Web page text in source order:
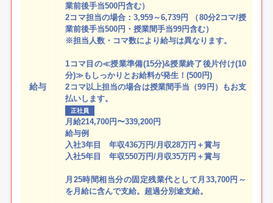
給与
業前後手当500円含む）
2コマ担当の場合：3,959～6,739円 （80分2コマ/授
業前後手当500円・授業間手当99円含む）
※担当人数・コマ数により給与は異なります。
1コマ目の≪授業準備(15分)&授業終了後片付け(10
分)≫もしっかりとお給料が発生！(500円)
2コマ以上担当の場合は授業間手当（99円）もお支
払いします。
正社員
月給214,700円〜339,200円
給与例
入社3年目 年収436万円/月収28万円＋賞与
入社5年目 年収550万円/月収35万円＋賞与
月25時間相当分の固定残業代として月33,700円～
を月給に含んで支給。超過分別途支給。